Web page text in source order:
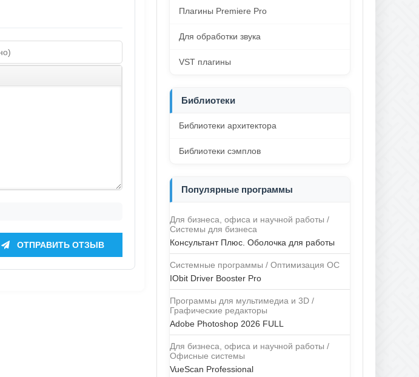
ОТПРАВИТЬ ОТЗЫВ
Плагины Premiere Pro
Для обработки звука
VST плагины
Библиотеки
Библиотеки архитектора
Библиотеки сэмплов
Популярные программы
Для бизнеса, офиса и научной работы /
Системы для бизнеса
Консультант Плюс. Оболочка для работы
Системные программы / Оптимизация ОС
IObit Driver Booster Pro
Программы для мультимедиа и 3D /
Графические редакторы
Adobe Photoshop 2026 FULL
Для бизнеса, офиса и научной работы /
Офисные системы
VueScan Professional